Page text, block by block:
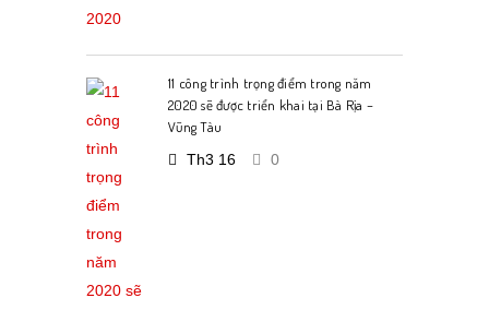
11 công trình trọng điểm trong năm
2020 sẽ được triển khai tại Bà Rịa –
Vũng Tàu
Th3 16
0